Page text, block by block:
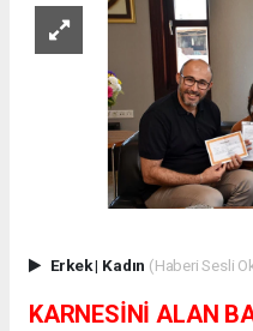
Erkek| Kadın (Haberi Sesli
KARNESİNİ ALAN